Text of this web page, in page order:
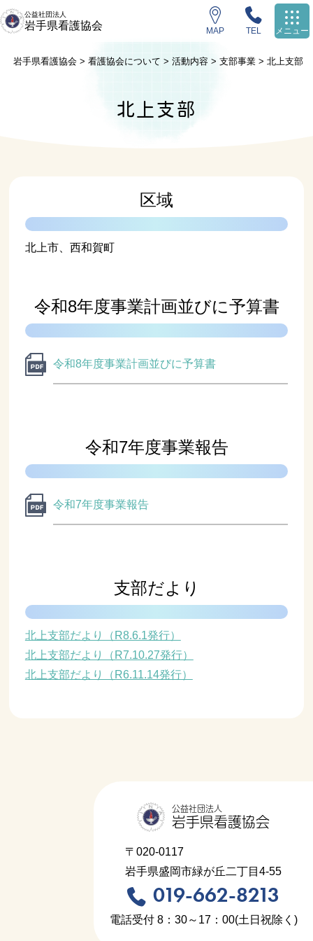
公益社団法人
岩手県看護協会 MAP TEL メニュー
岩手県看護協会 >看護協会について >活動内容 >支部事業 >北上支部
北上支部
区域
北上市、西和賀町
令和8年度事業計画並びに予算書
令和8年度事業計画並びに予算書
令和7年度事業報告
令和7年度事業報告
支部だより
北上支部だより（R8.6.1発行）
北上支部だより（R7.10.27発行）
北上支部だより（R6.11.14発行）
公益社団法人
岩手県看護協会
〒020-0117
岩手県盛岡市緑が丘二丁目4-55
019-662-8213
電話受付 8：30～17：00(土日祝除く)